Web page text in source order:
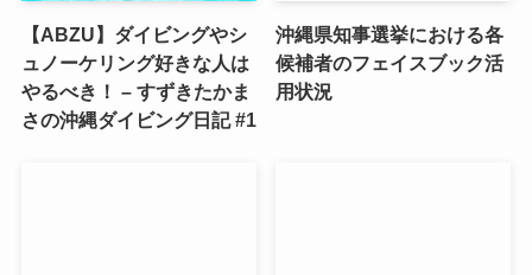
【ABZU】ダイビングやシ
ュノーケリング好きな人は
やるべき！ – すずきたかま
さの沖縄ダイビング日記 #1
沖縄県知事選挙における各
候補者のフェイスブック活
用状況